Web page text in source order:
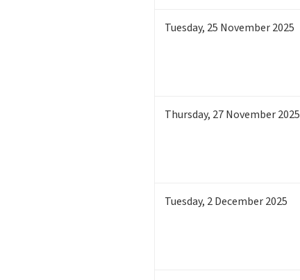
Tuesday, 25 November 2025
Thursday, 27November 2025
Tuesday, 2December 2025